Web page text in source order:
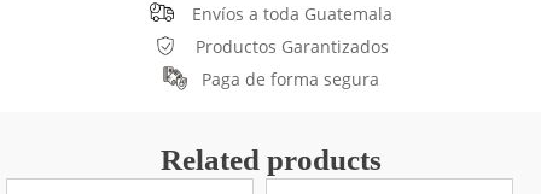
Envíos a toda Guatemala
Productos Garantizados
Paga de forma segura
Related products